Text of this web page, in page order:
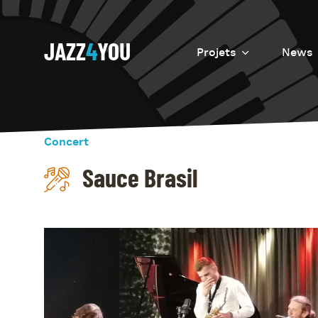
JAZZ4YOU Projets
Introduction
Resurrection
News
Concert
Sauce Brasil